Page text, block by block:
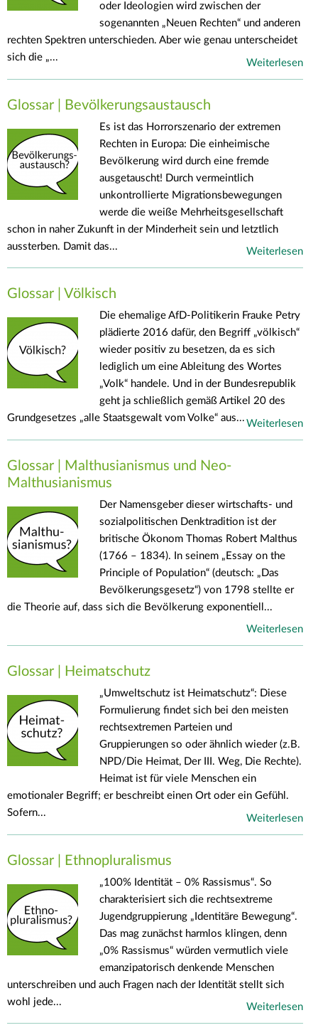
oder Ideologien wird zwischen der
sogenannten „Neuen Rechten“ und anderen
rechten Spektren unterschieden. Aber wie genau unterscheidet
sich die „...
Weiterlesen
Glossar | Bevölkerungsaustausch
Es ist das Horrorszenario der extremen
Rechten in Europa: Die einheimische
Bevölkerung wird durch eine fremde
ausgetauscht! Durch vermeintlich
unkontrollierte Migrationsbewegungen
werde die weiße Mehrheitsgesellschaft
schon in naher Zukunft in der Minderheit sein und letztlich
aussterben. Damit das...
Weiterlesen
Glossar | Völkisch
Die ehemalige AfD-Politikerin Frauke Petry
plädierte 2016 dafür, den Begriff „völkisch“
wieder positiv zu besetzen, da es sich
lediglich um eine Ableitung des Wortes
„Volk“ handele. Und in der Bundesrepublik
geht ja schließlich gemäß Artikel 20 des
Grundgesetzes „alle Staatsgewalt vom Volke“ aus... Weiterlesen
Glossar | Malthusianismus und Neo-
Malthusianismus
Der Namensgeber dieser wirtschafts- und
sozialpolitischen Denktradition ist der
britische Ökonom Thomas Robert Malthus
(1766 – 1834). In seinem „Essay on the
Principle of Population“ (deutsch: „Das
Bevölkerungsgesetz“) von 1798 stellte er
die Theorie auf, dass sich die Bevölkerung exponentiell...
Weiterlesen
Glossar | Heimatschutz
„Umweltschutz ist Heimatschutz“: Diese
Formulierung findet sich bei den meisten
rechtsextremen Parteien und
Gruppierungen so oder ähnlich wieder (z.B.
NPD/Die Heimat, Der III. Weg, Die Rechte).
Heimat ist für viele Menschen ein
emotionaler Begriff; er beschreibt einen Ort oder ein Gefühl.
Sofern...
Weiterlesen
Glossar | Ethnopluralismus
„100% Identität – 0% Rassismus“. So
charakterisiert sich die rechtsextreme
Jugendgruppierung „Identitäre Bewegung“.
Das mag zunächst harmlos klingen, denn
„0% Rassismus“ würden vermutlich viele
emanzipatorisch denkende Menschen
unterschreiben und auch Fragen nach der Identität stellt sich
wohl jede...
Weiterlesen